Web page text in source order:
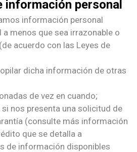
información personal
información personal
menos que sea irrazonable o
acuerdo con las Leyes de
dicha información de otras
de vez en cuando;
nos presenta una solicitud de
(consulte más información
que se detalla a
de información disponibles